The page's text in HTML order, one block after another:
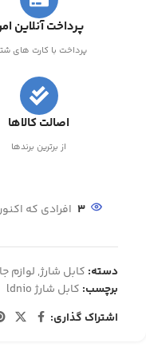
پرداخت آنلاین
پرداخت با کارت های
اصالت کالاها
از برترین برندها
3 افرادی که
دسته: کابل شارژ, لوازم
برچسب: کابل شارژ ldnio
اشتراک گذاری: